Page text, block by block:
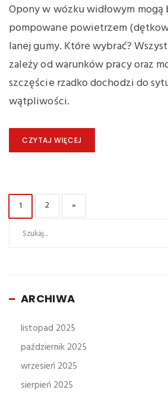
Opony w wózku widłowym mogą
pompowane powietrzem
lanej gumy. Które wybrać?
zależy od warunków pracy oraz
szczęście rzadko dochodzi do
wątpliwości.
CZYTAJ WIĘCEJ
Nawigacja
po
PAGE
1 PAGE
2 »
ARCHIWA
listopad 2025
październik 2025
wrzesień 2025
sierpień 2025